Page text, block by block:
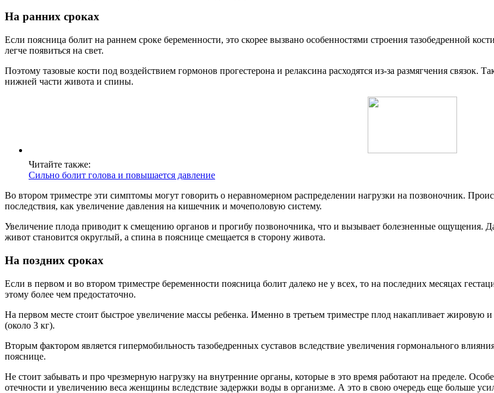
На ранних сроках
Если поясница болит на раннем сроке беременности, это скорее вызвано особенностями строения тазобедренной
легче появиться на свет.
Поэтому тазовые кости под воздействием гормонов прогестерона и релаксина расходятся из-за размягчения
нижней части живота и спины.
Читайте также:
Сильно болит голова и повышается давление
Во втором триместре эти симптомы могут говорить о неравномерном распределении нагрузки на позвоночник.
последствия, как увеличение давления на кишечник и мочеполовую систему.
Увеличение плода приводит к смещению органов и прогибу позвоночника, что и вызывает болезненные ощущения.
живот становится округлый, а спина в пояснице смещается в сторону живота.
На поздних сроках
Если в первом и во втором триместре беременности поясница болит далеко не у всех, то на последних месяцах
этому более чем предостаточно.
На первом месте стоит быстрое увеличение массы ребенка. Именно в третьем триместре плод накапливает
(около 3 кг).
Вторым фактором является гипермобильность тазобедренных суставов вследствие увеличения гормонального
пояснице.
Не стоит забывать и про чрезмерную нагрузку на внутренние органы, которые в это время работают на пределе.
отечности и увеличению веса женщины вследствие задержки воды в организме. А это в свою очередь еще больше